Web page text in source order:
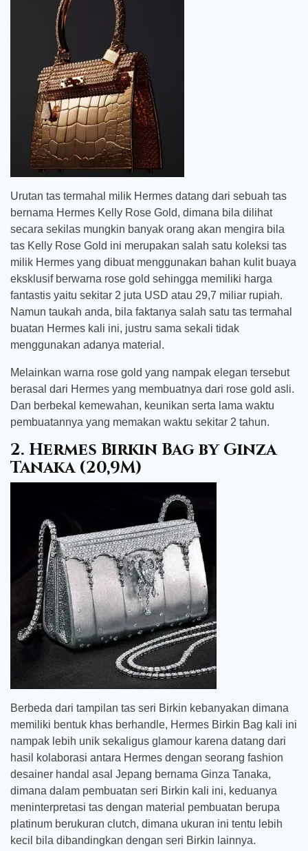
Urutan tas termahal milik Hermes datang dari sebuah tas
bernama Hermes Kelly Rose Gold, dimana bila dilihat
secara sekilas mungkin banyak orang akan mengira bila
tas Kelly Rose Gold ini merupakan salah satu koleksi tas
milik Hermes yang dibuat menggunakan bahan kulit buaya
eksklusif berwarna rose gold sehingga memiliki harga
fantastis yaitu sekitar 2 juta USD atau 29,7 miliar rupiah.
Namun taukah anda, bila faktanya salah satu tas termahal
buatan Hermes kali ini, justru sama sekali tidak
menggunakan adanya material.
Melainkan warna rose gold yang nampak elegan tersebut
berasal dari Hermes yang membuatnya dari rose gold asli.
Dan berbekal kemewahan, keunikan serta lama waktu
pembuatannya yang memakan waktu sekitar 2 tahun.
2. Hermes Birkin Bag by Ginza
Tanaka (20,9M)
Berbeda dari tampilan tas seri Birkin kebanyakan dimana
memiliki bentuk khas berhandle, Hermes Birkin Bag kali ini
nampak lebih unik sekaligus glamour karena datang dari
hasil kolaborasi antara Hermes dengan seorang fashion
desainer handal asal Jepang bernama Ginza Tanaka,
dimana dalam pembuatan seri Birkin kali ini, keduanya
meninterpretasi tas dengan material pembuatan berupa
platinum berukuran clutch, dimana ukuran ini tentu lebih
kecil bila dibandingkan dengan seri Birkin lainnya.